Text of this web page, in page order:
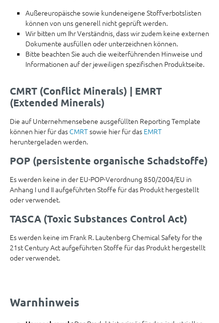
Außereuropäische sowie kundeneigene Stoffverbotslisten
können von uns generell nicht geprüft werden.
Wir bitten um Ihr Verständnis, dass wir zudem keine externen
Dokumente ausfüllen oder unterzeichnen können.
Bitte beachten Sie auch die weiterführenden Hinweise und
Informationen auf der jeweiligen spezifischen Produktseite.
CMRT (Conflict Minerals) | EMRT
(Extended Minerals)
Die auf Unternehmensebene ausgefüllten Reporting Template
können hier für das CMRTsowie hier für das EMRT
heruntergeladen werden.
POP (persistente organische Schadstoffe)
Es werden keine in der EU-POP-Verordnung 850/2004/EU in
Anhang I und II aufgeführten Stoffe für das Produkt hergestellt
oder verwendet.
TASCA (Toxic Substances Control Act)
Es werden keine im Frank R. Lautenberg Chemical Safety for the
21st Century Act aufgeführten Stoffe für das Produkt hergestellt
oder verwendet.
Warnhinweis